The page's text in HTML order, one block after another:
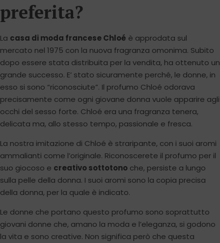
preferita?
La casa di moda francese Chloé è approdata sul
mercato nel 1975 con la nuova fragranza omonima. Subito
dopo essere stata distribuita per la vendita, ha ottenuto un
grande successo. E’ stato sicuramente perché, le donne, in
esso si sono “riconosciute”. Il profumo Chloé odorava
precisamente come ogni giovane donna vuole apparire agli
occhi del sesso forte. Chloé era una fragranza tenera,
delicata ma, allo stesso tempo, passionale e fresca.
La nostra imitazione di Chloé è straripante, con i suoi aromi
ammalianti come l’originale. Riconoscerete il profumo per il
suo giocoso e creativo sottotono che, persiste a lungo
sulla pelle della donna. I suoi aromi sono la copia precisa
della donna, per la quale è indicato.
Le donne che portano questo profumo sono soprattutto
giovani donne che, amano la moda e l’eleganza, si godono
la vita e sono creative. Non significa però che questa